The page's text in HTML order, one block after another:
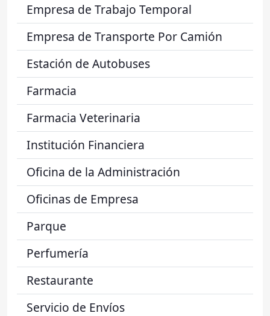
Empresa de Trabajo Temporal
Empresa de Transporte Por Camión
Estación de Autobuses
Farmacia
Farmacia Veterinaria
Institución Financiera
Oficina de la Administración
Oficinas de Empresa
Parque
Perfumería
Restaurante
Servicio de Envíos